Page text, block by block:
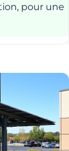
pour une